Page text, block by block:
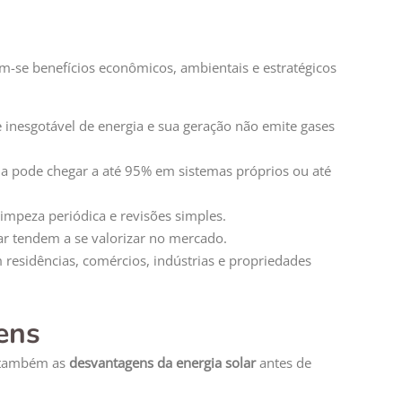
se benefícios econômicos, ambientais e estratégicos
de energia e sua geração não emite gases
pode chegar a até 95% em sistemas próprios ou até
periódica e revisões simples.
tendem a se valorizar no mercado.
comércios, indústrias e propriedades
as desvantagens da energia solarantes de